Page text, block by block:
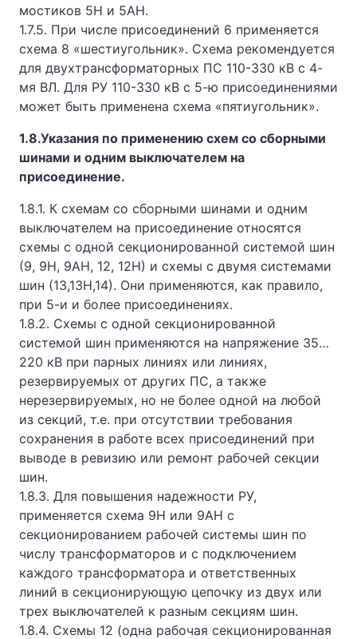
мостиков 5Н и 5АН.
1.7.5. При числе присоединений 6 применяется
схема 8 «шестиугольник». Схема рекомендуется
для двухтрансформаторных ПС 110-330 кВ с 4-
мя ВЛ. Для РУ 110-330 кВ с 5-ю присоединениями
может быть применена схема «пятиугольник».
1.8.Указания по применению схем со сборными
шинами и одним выключателем на
присоединение.
1.8.1. К схемам со сборными шинами и одним
выключателем на присоединение относятся
схемы с одной секционированной системой шин
(9, 9Н, 9АН, 12, 12Н) и схемы с двумя системами
шин (13,13Н,14). Они применяются, как правило,
при 5-и и более присоединениях.
1.8.2. Схемы с одной секционированной
системой шин применяются на напряжение 35…
220 кВ при парных линиях или линиях,
резервируемых от других ПС, а также
нерезервируемых, но не более одной на любой
из секций, т.е. при отсутствии требования
сохранения в работе всех присоединений при
выводе в ревизию или ремонт рабочей секции
шин.
1.8.3. Для повышения надежности РУ,
применяется схема 9Н или 9АН с
секционированием рабочей системы шин по
числу трансформаторов и с подключением
каждого трансформатора и ответственных
линий в секционирующую цепочку из двух или
трех выключателей к разным секциям шин.
1.8.4. Схемы 12 (одна рабочая секционированная